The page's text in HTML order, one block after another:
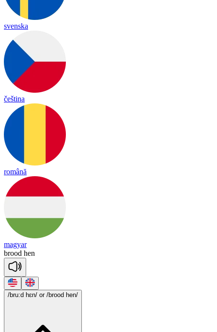
svenska
čeština
română
magyar
brood hen
/bru:d hɛn/ or /brood hen/